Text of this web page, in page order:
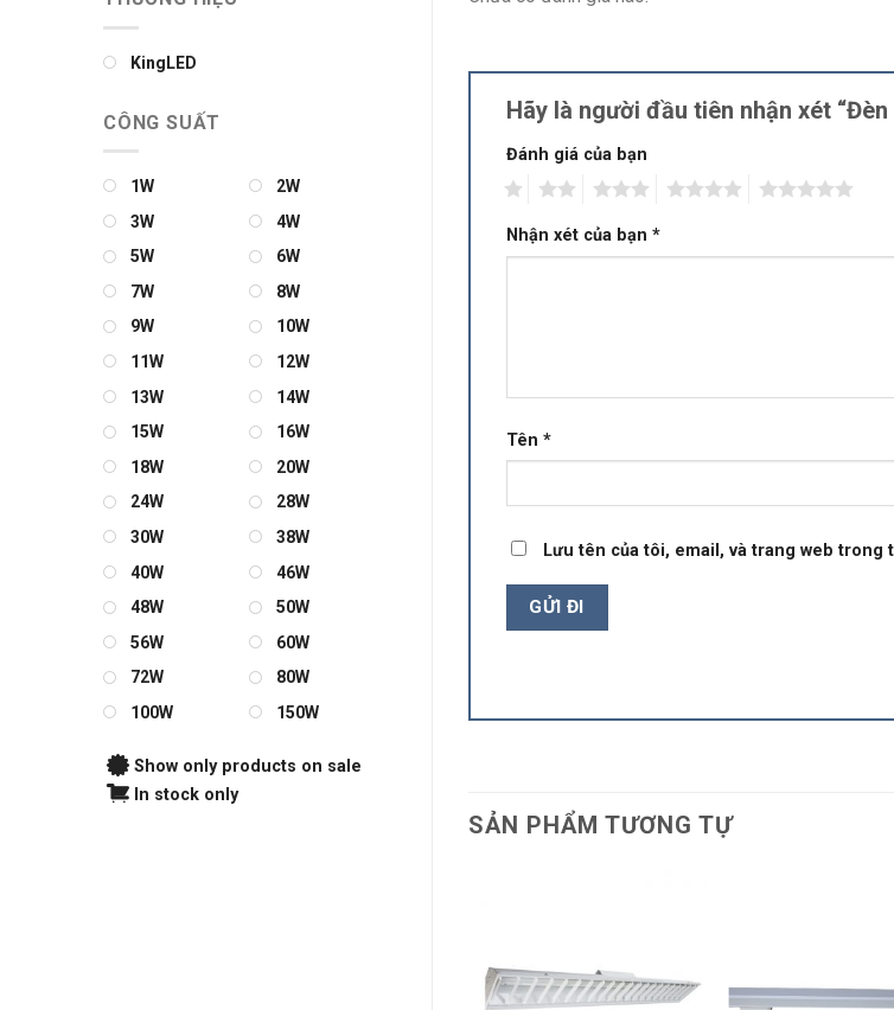
Hãy là người đầu tiên nhận xét
Đánh giá của bạn
Nhận xét của bạn *
Tên *
Lưu tên của tôi, email, và trang web
SẢN PHẨM TƯƠNG TỰ
KingLED
CÔNG SUẤT
1W
2W
3W
4W
5W
6W
7W
8W
9W
10W
11W
12W
13W
14W
15W
16W
18W
20W
24W
28W
30W
38W
40W
46W
48W
50W
56W
60W
72W
80W
100W
150W
Show only products on sale
In stock only